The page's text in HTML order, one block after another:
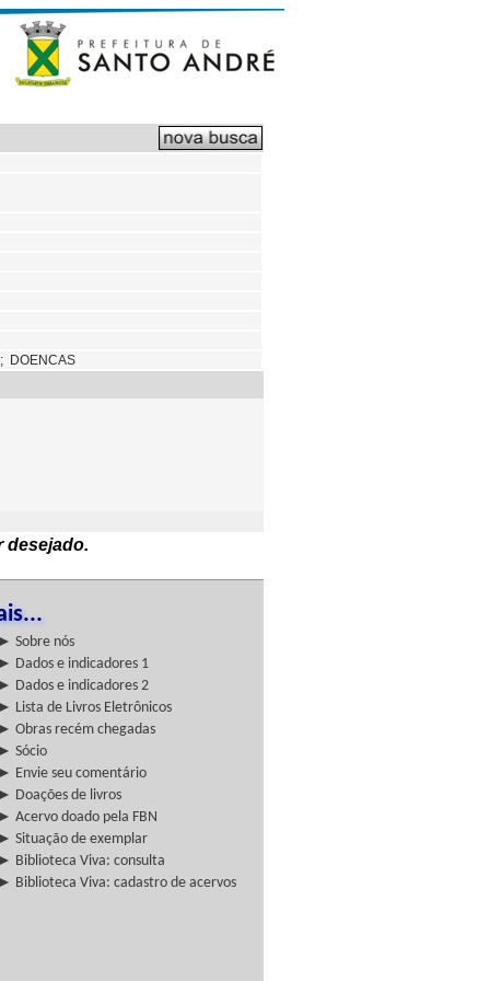
DOENCAS
desejado.
Sobre nós
Dados e indicadores 1
Dados e indicadores 2
Lista de Livros Eletrônicos
Obras recém chegadas
Sócio
Envie seu comentário
Doações de livros
Acervo doado pela FBN
Situação de exemplar
Biblioteca Viva: consulta
Biblioteca Viva: cadastro de acervos